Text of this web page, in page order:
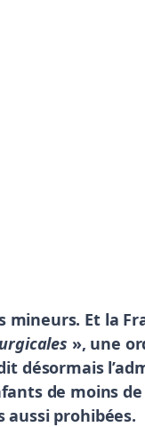
Et la
», une
désormais
de moins de
prohibées.